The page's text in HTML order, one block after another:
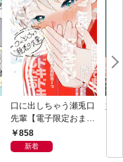
口に出しちゃう瀬兎口
先輩【電子限定おまけ
付き】
858
新着
奸